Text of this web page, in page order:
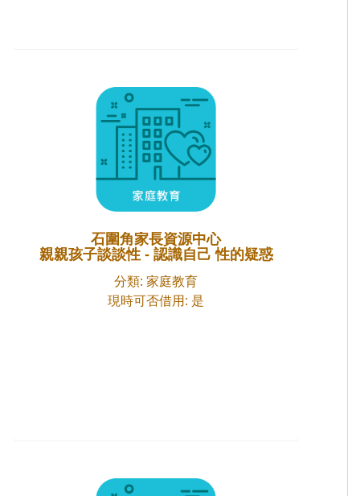
石圍角家長資源中心
親親孩子談談性 - 認識自己 性的疑惑
分類: 家庭教育
現時可否借用: 是